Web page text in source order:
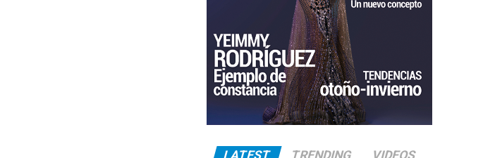
LATEST TRENDING VIDEOS